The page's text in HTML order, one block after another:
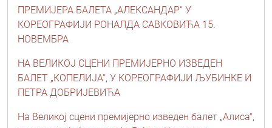
ПРЕМИЈЕРА БАЛЕТА „АЛЕКСАНДАР“ У
КОРЕОГРАФИЈИ РОНАЛДА САВКОВИЋА 15.
НОВЕМБРА
НА ВЕЛИКОЈ СЦЕНИ ПРЕМИЈЕРНО ИЗВЕДЕН
БАЛЕТ „КОПЕЛИЈА“, У КОРЕОГРАФИЈИ ЉУБИНКЕ И
ПЕТРА ДОБРИЈЕВИЋА
На Великој сцени премијерно изведен балет „Алиса“,